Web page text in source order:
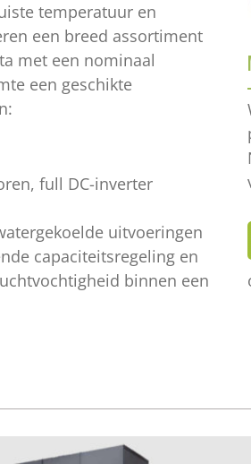
temperatuur en
een breed assortiment
met een nominaal
een geschikte
full DC-inverter
uitvoeringen
capaciteitsregeling en
binnen een